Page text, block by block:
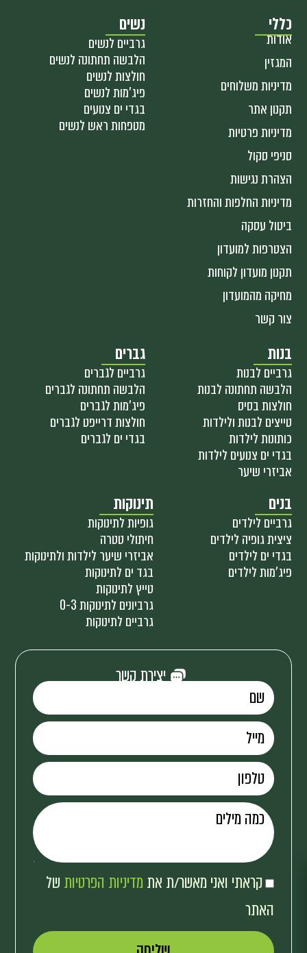
כללי
אודות
המגזין
מדיניות משלוחים
תקנון אתר
מדיניות פרטיות
סניפי סקול
הצהרת נגישות
מדיניות החלפות והחזרות
ביטול עסקה
הצטרפות למועדון
תקנון מועדון לקוחות
מחיקה מהמועדון
צור קשר
נשים
גרביים לנשים
הלבשה תחתונה לנשים
חולצות לנשים
פיג'מות לנשים
בגדי ים צנועים
מטפחות ראש לנשים
בנות
גרביים לבנות
הלבשה תחתונה לבנות
חולצות בסיס
טייצים לבנות ולילדות
כותונות לילדות
בגדי ים צנועים לילדות
אביזרי שיער
גברים
גרביים לגברים
הלבשה תחתונה לגברים
פיג'מות לגברים
חולצות דרייפט לגברים
בגדי ים לגברים
בנים
גרביים לילדים
ציצית גופיה לילדים
בגדי ים לילדים
פיג'מות לילדים
תינוקות
גופיות לתינוקות
חיתולי טטרה
אביזרי שיער לילדות ולתינוקות
בגד ים לתינוקות
טייץ לתינוקות
גרביונים לתינוקות 0-3
גרביים לתינוקות
יצירת קשר
קראתי ואני מאשר/ת את מדיניות הפרטיות של
האתר